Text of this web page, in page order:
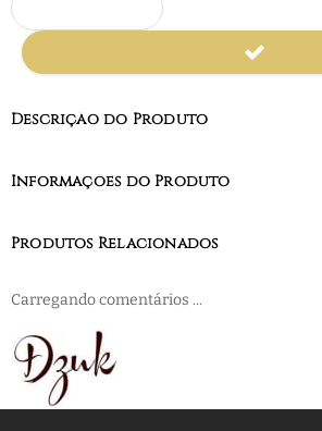
Descrição do Produto
Informações do Produto
Produtos Relacionados
Carregando comentários ...